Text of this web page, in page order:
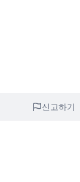
신고하기